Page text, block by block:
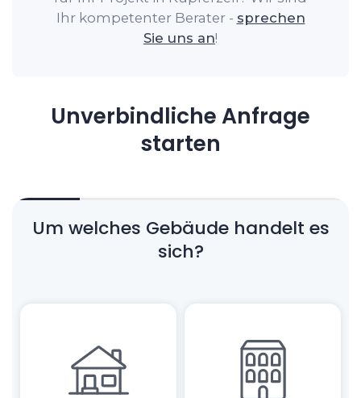
Ihr kompetenter Berater - sprechen
Sie uns an!
Unverbindliche Anfrage
starten